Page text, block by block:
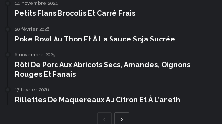
14 novembre 2024
Petits Flans Brocolis Et Carré Frais
20 février 2026
Poke Bowl Au Thon Et À La Sauce Soja Sucrée
6 novembre 2025
Rôti De Porc Aux Abricots Secs, Amandes, Oignons
Rouges Et Panais
17 février 2026
Rillettes De Maquereaux Au Citron Et À L’aneth
Page